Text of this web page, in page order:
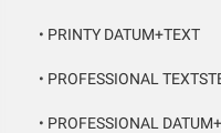
• PRINTY DATUM+TEXT
• PROFESSIONAL
• PROFESSIONAL